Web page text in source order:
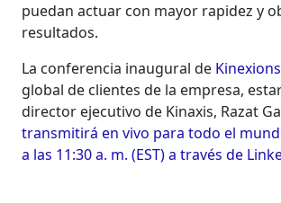
puedan actuar con mayor rapidez y
resultados.
La conferencia inaugural de Kinexions
global de clientes de la empresa,
director ejecutivo de Kinaxis, Razat
transmitirá en vivo para todo el
a las 11:30 a. m. (EST) a través de